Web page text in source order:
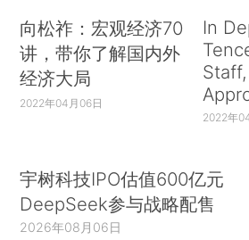
向松祚：宏观经济70
讲，带你了解国内外
经济大局
2022年04月06日
In
Staff,
2022年
宇树科技IPO估值600亿元
DeepSeek参与战略配售
2026年08月06日